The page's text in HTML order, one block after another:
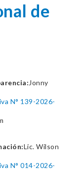
de
Jonny
N° 139-2026-
Lic. Wilson
N° 014-2026-